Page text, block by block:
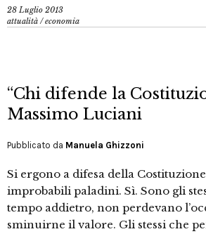
28 Luglio 2013
attualità /economia
“Chi difende la
Massimo Luciani
Pubblicato da Manuela Ghizzoni
Si ergono a difesa della
improbabili paladini. Sì. Sono gli
tempo addietro, non perdevano
sminuirne il valore. Gli stessi che